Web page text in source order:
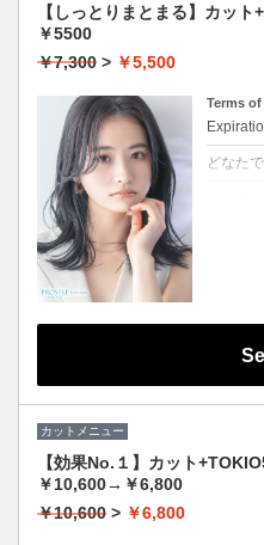
【しっとりまとまる】カッ
￥5500
￥7,300 > ￥5,500
Terms of
どなた
カットメニュー
【効果No.１】カット
￥10,600→￥6,800
￥10,600 > ￥6,800